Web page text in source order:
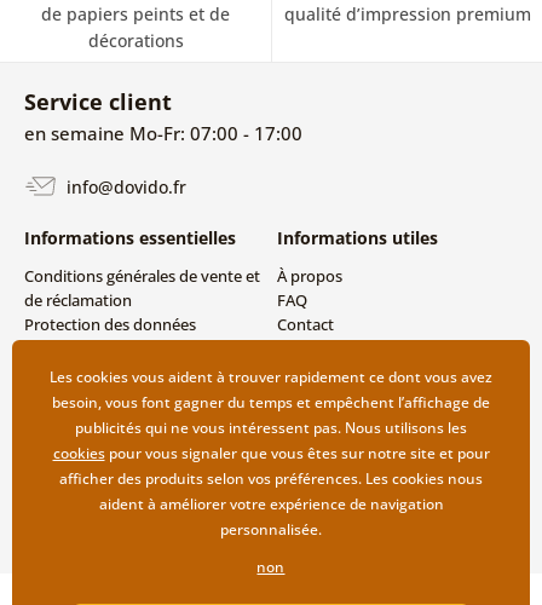
de papiers peints et de
décorations
qualité d’impression premium
Service client
en semaine Mo-Fr: 07:00 - 17:00
info@dovido.fr
Informations essentielles
Conditions générales de vente et
de réclamation
Protection des données
Modes de livraison et de
paiement
Retour des produits
Informations utiles
À propos
FAQ
Contact
Les cookies vous aident à trouver rapidement ce dont vous avez
besoin, vous font gagner du temps et empêchent l’affichage de
publicités qui ne vous intéressent pas. Nous utilisons les
cookiespour vous signaler que vous êtes sur notre site et pour
afficher des produits selon vos préférences. Les cookies nous
aident à améliorer votre expérience de navigation
personnalisée.
non